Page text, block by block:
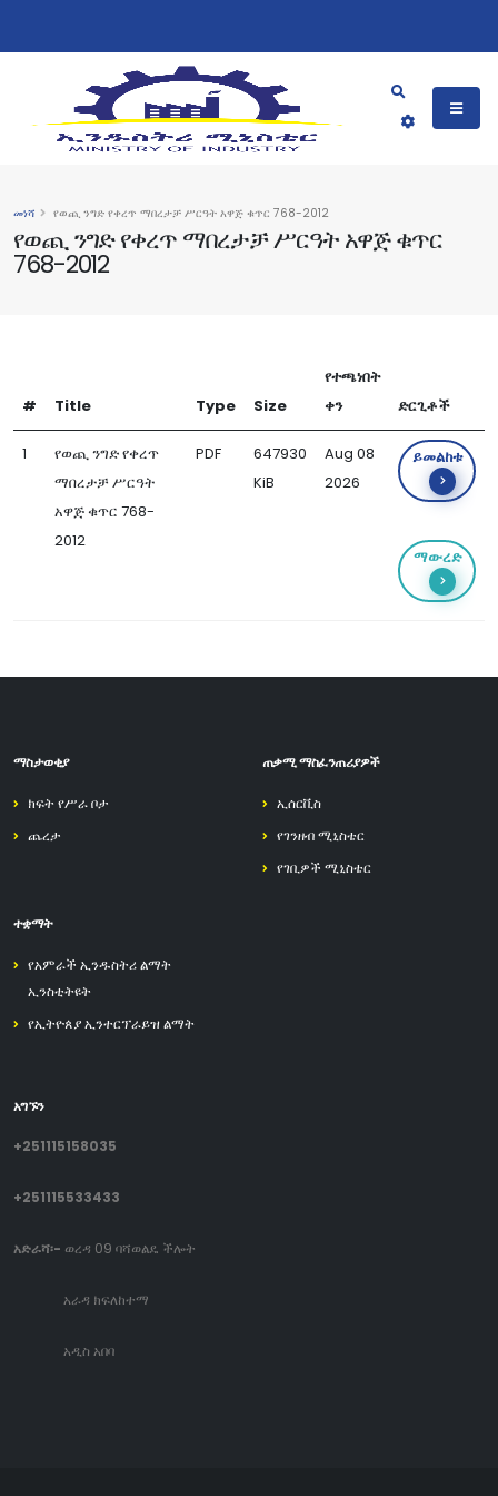
የወጪ ንግድ የቀረጥ ማበረታቻ ሥርዓት አዋጅ ቁጥር
768-2012
መነሻ የወጪ ንግድ የቀረጥ ማበረታቻ ሥርዓት አዋጅ ቁጥር 768-2012
# Title Type Size
የተጫነበት
ቀን
ድርጊቶች
1
የወጪ ንግድ የቀረጥ
ማበረታቻ ሥርዓት
አዋጅ ቁጥር 768-
2012
PDF
647930
KiB
Aug 08
2026
ይመልከቱ
ማውረድ
ማስታወቂያ
ክፍት የሥራ ቦታ
ጨረታ
ጠቃሚ ማስፈንጠሪያዎች
ኢሰርቪስ
የገንዘብ ሚኒስቴር
የገቢዎች ሚኒስቴር
ተቋማት
የአምራች ኢንዱስትሪ ልማት
ኢንስቲትዩት
የኢትዮጰያ ኢንተርፕራይዝ ልማት
አግኙን
+251115158035
+251115533433
አድራሻ፡- ወረዳ 09 ባሻወልዴ ችሎት
አራዳ ክፍለከተማ
አዲስ አበባ